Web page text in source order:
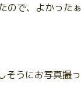
ので、よかったぁ
そうにお写真撮っ